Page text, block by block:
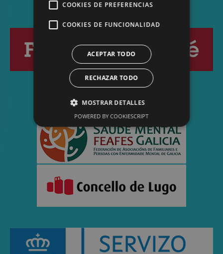
COOKIES DE PREFERENCIAS
COOKIES DE FUNCIONALIDAD
ACEPTAR TODO
RECHAZAR TODO
MOSTRAR DETALLES
POWERED BY COOKIESCRIPT